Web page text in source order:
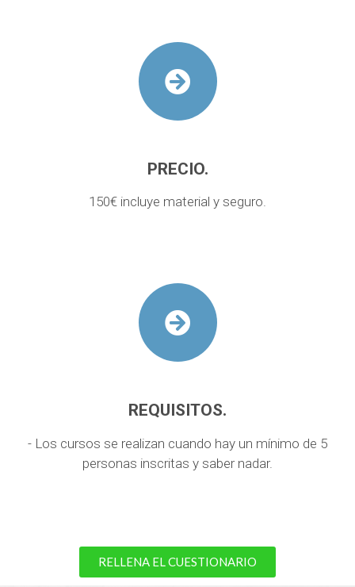
PRECIO.
150€ incluye material y seguro.
REQUISITOS.
- Los cursos se realizan cuando hay un mínimo de 5
personas inscritas y saber nadar.
RELLENA EL CUESTIONARIO